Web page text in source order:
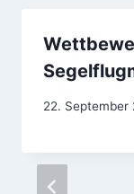
Von
22. September